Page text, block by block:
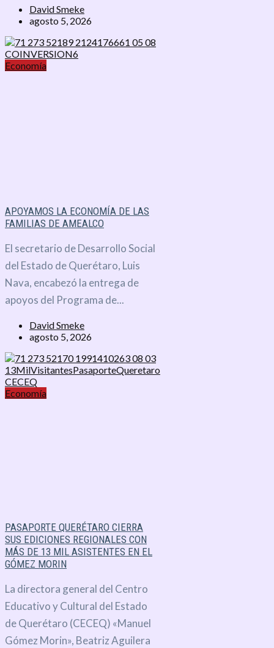
David Smeke
agosto 5, 2026
Economía
APOYAMOS LA ECONOMÍA DE LAS
FAMILIAS DE AMEALCO
El secretario de Desarrollo Social
del Estado de Querétaro, Luis
Nava, encabezó la entrega de
apoyos del Programa de...
David Smeke
agosto 5, 2026
Economía
PASAPORTE QUERÉTARO CIERRA
SUS EDICIONES REGIONALES CON
MÁS DE 13 MIL ASISTENTES EN EL
GÓMEZ MORIN
La directora general del Centro
Educativo y Cultural del Estado
de Querétaro (CECEQ) «Manuel
Gómez Morin», Beatriz Aguilera